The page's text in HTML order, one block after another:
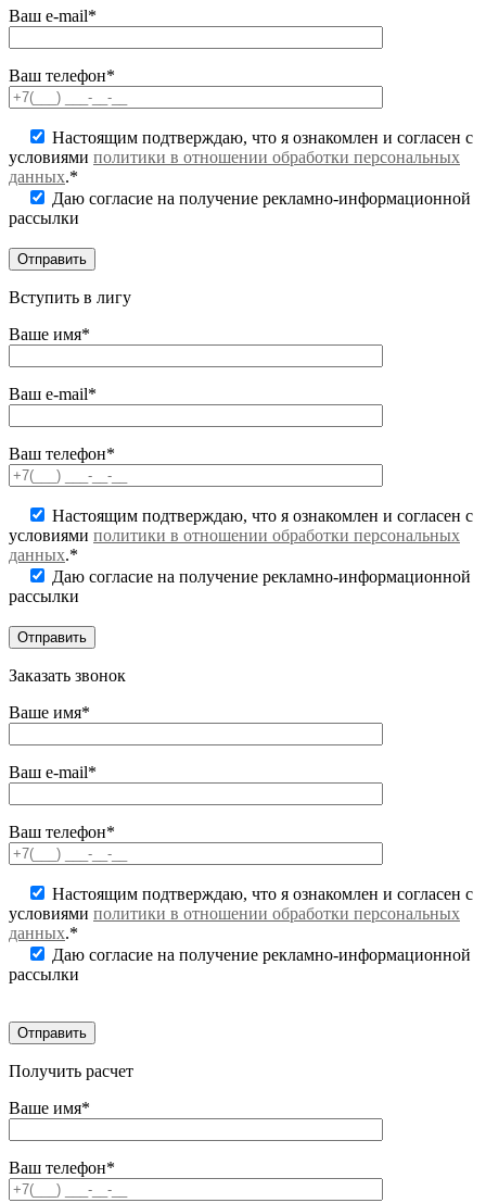
Ваш e-mail*
Ваш телефон*
Настоящим подтверждаю, что я ознакомлен и согласен с
условиями политики в отношении обработки персональных
данных.*
Даю согласие на получение рекламно-информационной
рассылки
Вступить в лигу
Ваше имя*
Ваш e-mail*
Ваш телефон*
Настоящим подтверждаю, что я ознакомлен и согласен с
условиями политики в отношении обработки персональных
данных.*
Даю согласие на получение рекламно-информационной
рассылки
Заказать звонок
Ваше имя*
Ваш e-mail*
Ваш телефон*
Настоящим подтверждаю, что я ознакомлен и согласен с
условиями политики в отношении обработки персональных
данных.*
Даю согласие на получение рекламно-информационной
рассылки
Получить расчет
Ваше имя*
Ваш телефон*